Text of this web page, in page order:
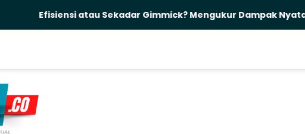
Efisiensi atau Sekadar Gimmick? Mengukur Dampak Nyata